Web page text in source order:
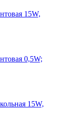
15W,
0,5W;
15W,